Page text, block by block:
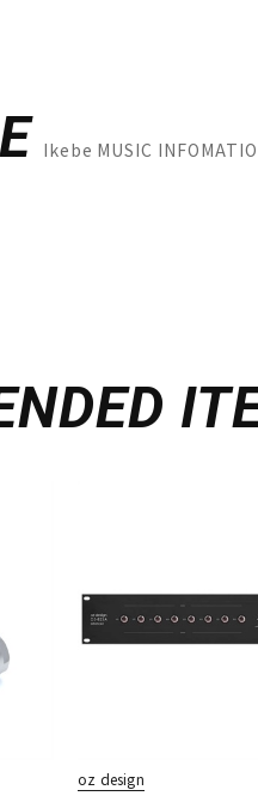
Ikebe MUSIC
oz design